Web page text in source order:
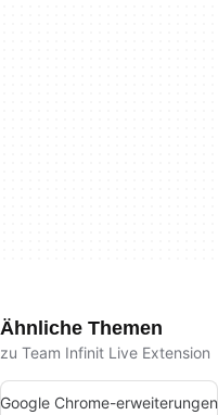
Ähnliche Themen
zu Team Infinit Live Extension
Google Chrome-erweiterungen